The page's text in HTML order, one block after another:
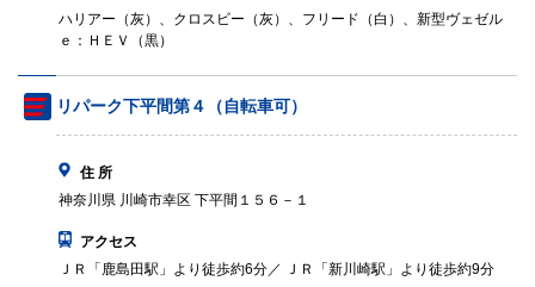
ハリアー（灰）、クロスビー（灰）、フリード（白）、新型ヴェゼル
ｅ：ＨＥＶ（黒）
リパーク下平間第４（自転車可）
住 所
神奈川県 川崎市幸区 下平間１５６－１
アクセス
ＪＲ「鹿島田駅」より徒歩約6分／ ＪＲ「新川崎駅」より徒歩約9分